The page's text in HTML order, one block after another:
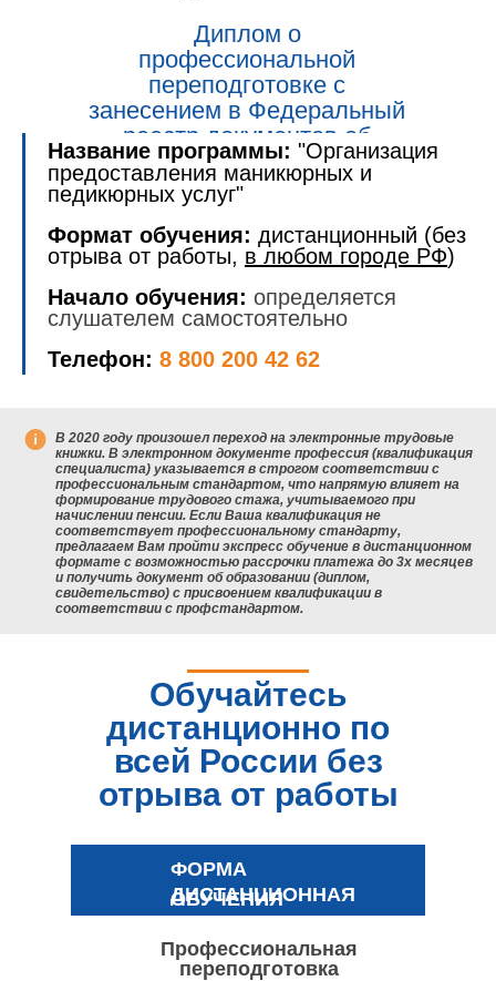
Диплом о
профессиональной
переподготовке с
занесением в Федеральный
реестр документов об
образовании (ФРДО).
Название программы: "Организация
предоставления маникюрных и
педикюрных услуг"
Формат обучения: дистанционный (без
отрыва от работы, в любом городе РФ)
Начало обучения: определяется
слушателем самостоятельно
Телефон: 8 800 200 42 62
В 2020 году произошел переход на электронные трудовые
книжки. В электронном документе профессия (квалификация
специалиста) указывается в строгом соответствии с
профессиональным стандартом, что напрямую влияет на
формирование трудового стажа, учитываемого при
начислении пенсии. Если Ваша квалификация не
соответствует профессиональному стандарту,
предлагаем Вам пройти экспресс обучение в дистанционном
формате с возможностью рассрочки платежа до 3х месяцев
и получить документ об образовании (диплом,
свидетельство) с присвоением квалификации в
соответствии с профстандартом.
Обучайтесь
дистанционно по
всей России без
отрыва от работы
ФОРМА
ОБУЧЕНИЯ
ДИСТАНЦИОННАЯ
Профессиональная
переподготовка